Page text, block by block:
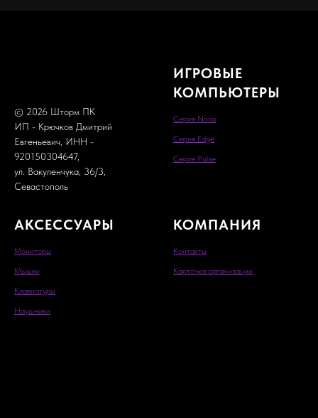
© 2026 Шторм ПК
ИП - Крючков Дмитрий
Евгеньевич, ИНН -
920150304647,
ул. Вакуленчука, 36/3,
Севастополь
ИГРОВЫЕ
КОМПЬЮТЕРЫ
Серия Nova
Серия Edge
Серия Pulse
АКСЕССУАРЫ
Мониторы
Мышки
Клавиатуры
Наушники
КОМПАНИЯ
Контакты
Карточка организации